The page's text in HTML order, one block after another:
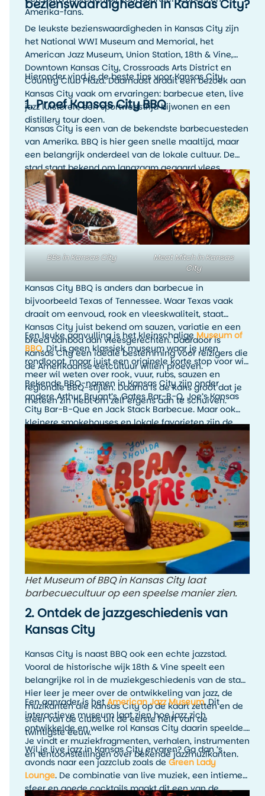
Amerika-fans.
bezienswaardigheden in Kansas City?
De leukste bezienswaardigheden in Kansas City zijn
het National WWI Museum and Memorial, het
American Jazz Museum, Union Station, 18th & Vine,
Downtown Kansas City, Crossroads Arts District en
Country Club Plaza. Daarnaast draait een bezoek aan
Kansas City vaak om ervaringen: barbecue eten, live
jazz luisteren, een sportwedstrijd bijwonen en een
distillery tour doen.
Hieronder vind je de beste tips voor Kansas City.
1. Proef Kansas City BBQ
Kansas City is een van de bekendste barbecuesteden
van Amerika. BBQ is hier geen snelle maaltijd, maar
een belangrijk onderdeel van de lokale cultuur. De
stad staat bekend om langzaam gegaard vlees,
rokerige smaken, rijke sauzen en veel variatie. Denk
aan ribs, brisket, pulled pork, burnt ends en
rijkgevulde barbecueplates.
BBs in Kansas City
Meat Mitch in Kansas
City
Kansas City BBQ is anders dan barbecue in
bijvoorbeeld Texas of Tennessee. Waar Texas vaak
draait om eenvoud, rook en vleeskwaliteit, staat
Kansas City juist bekend om sauzen, variatie en een
breed aanbod aan vleesgerechten. Daardoor is
Kansas City een ideale bestemming voor reizigers die
de Amerikaanse eetcultuur willen proeven.
Een leuke aanvulling is het kleinschaligeMuseum of
BBQ. Dit is geen klassiek museum waar je uren
rondloopt, maar juist een originele korte stop voor wie
meer wil weten over rook, vuur, rubs, sauzen en
regionale BBQ-stijlen. Daarna is de kans groot dat je
meteen zin hebt om zelf ergens aan te schuiven.
Bekende BBQ-namen in Kansas City zijn onder
andere Arthur Bryant’s, Gates Bar-B-Q, Joe’s Kansas
City Bar-B-Que en Jack Stack Barbecue. Maar ook
kleinere smokehouses en lokale favorieten zijn de
moeite waard. Het leukste is om tijdens je verblijf
meerdere BBQ-stops te proberen en zelf te ontdekken
welke stijl jouw favoriet is.
Het Museum of BBQ in Kansas City laat
barbecuecultuur op een speelse manier zien.
2. Ontdek de jazzgeschiedenis van
Kansas City
Kansas City is naast BBQ ook een echte jazzstad.
Vooral de historische wijk 18th & Vine speelt een
belangrijke rol in de muziekgeschiedenis van de stad.
Hier leer je meer over de ontwikkeling van jazz, de
muzikanten die Kansas City op de kaart zetten en de
sfeer van de clubs uit de eerste helft van de
twintigste eeuw.
Een aanrader is hetAmerican Jazz Museum. Dit
interactieve museum laat zien hoe jazz zich
ontwikkelde en welke rol Kansas City daarin speelde.
Je vindt er muziekfragmenten, verhalen, instrumenten
en tentoonstellingen over bekende jazzmuzikanten.
Wil je live jazz in Kansas City ervaren? Ga dan ’s
avonds naar een jazzclub zoals de Green Lady
Lounge. De combinatie van live muziek, een intieme
sfeer en goede cocktails maakt dit een van de